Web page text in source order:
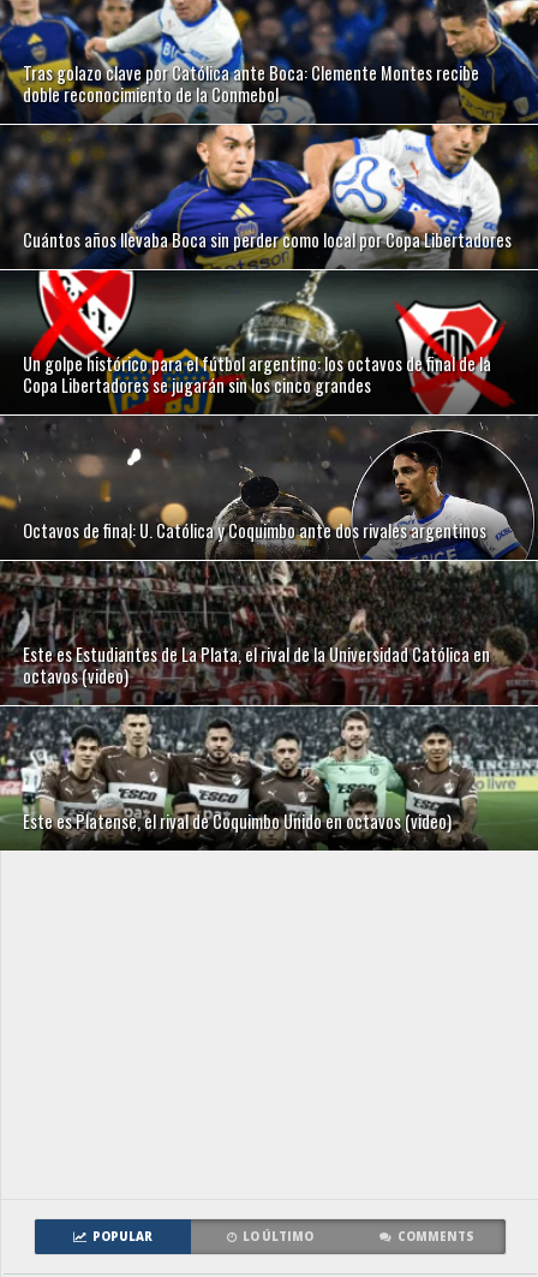
Tras golazo clave por Católica ante Boca: Clemente Montes recibe
doble reconocimiento de la Conmebol
Cuántos años llevaba Boca sin perder como local por Copa Libertadores
Un golpe histórico para el fútbol argentino: los octavos de final de la
Copa Libertadores se jugarán sin los cinco grandes
Octavos de final: U. Católica y Coquimbo ante dos rivales argentinos
Este es Estudiantes de La Plata, el rival de la Universidad Católica en
octavos (video)
Este es Platense, el rival de Coquimbo Unido en octavos (video)
POPULAR LO ÚLTIMO COMMENTS